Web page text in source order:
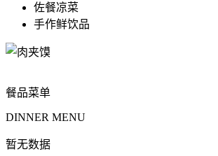
佐餐凉菜
手作鲜饮品
餐品菜单
DINNER MENU
暂无数据